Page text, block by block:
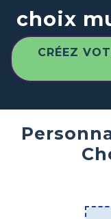
choix
CRÉEZ